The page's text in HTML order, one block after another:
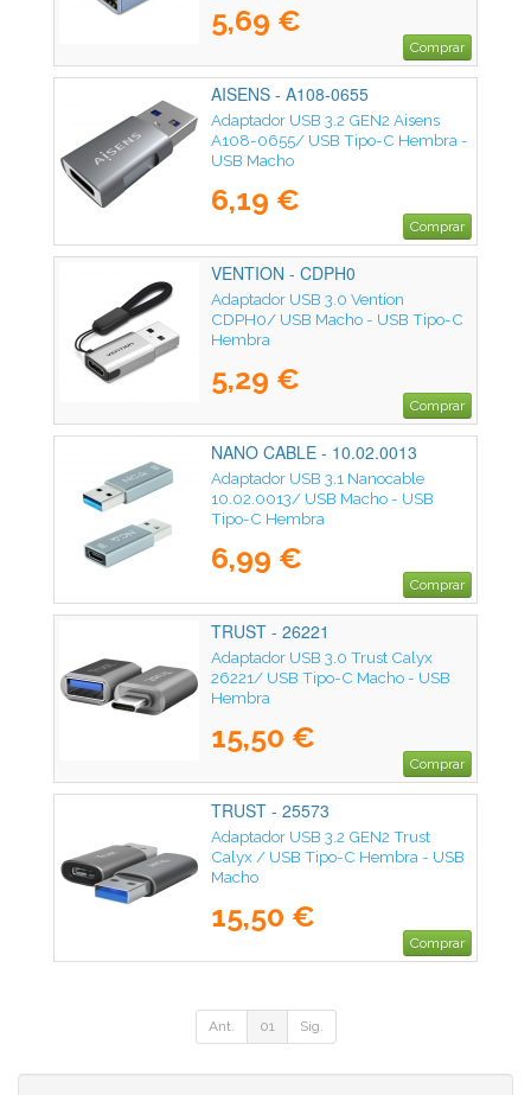
5,69 €
Comprar
AISENS - A108-0655
Adaptador USB 3.2 GEN2 Aisens
A108-0655/ USB Tipo-C Hembra -
USB Macho
6,19 €
Comprar
VENTION - CDPH0
Adaptador USB 3.0 Vention
CDPH0/ USB Macho - USB Tipo-C
Hembra
5,29 €
Comprar
NANO CABLE - 10.02.0013
Adaptador USB 3.1 Nanocable
10.02.0013/ USB Macho - USB
Tipo-C Hembra
6,99 €
Comprar
TRUST - 26221
Adaptador USB 3.0 Trust Calyx
26221/ USB Tipo-C Macho - USB
Hembra
15,50 €
Comprar
TRUST - 25573
Adaptador USB 3.2 GEN2 Trust
Calyx / USB Tipo-C Hembra - USB
Macho
15,50 €
Comprar
Ant. 01 Sig.